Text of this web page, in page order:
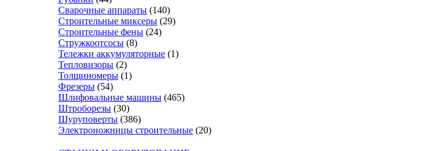
Сварочные аппараты (140)
Строительные миксеры (29)
Строительные фены (24)
Стружкоотсосы (8)
Тележки аккумуляторные (1)
Тепловизоры (2)
Толщиномеры (1)
Фрезеры (54)
Шлифовальные машины (465)
Штроборезы (30)
Шуруповерты (386)
Электроножницы строительные (20)